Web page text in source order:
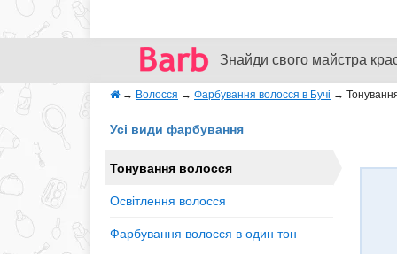
Знайди свого майстра
→ Волосся → Фарбування волосся в Бучі →
Усі види фарбування
Тонування волосся
Освітлення волосся
Фарбування волосся в один тон